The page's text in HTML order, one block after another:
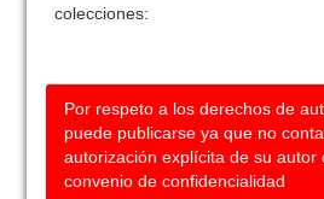
colecciones:
Por respeto a los derechos de
puede publicarse ya que no
autorización explícita de su autor
convenio de confidencialidad